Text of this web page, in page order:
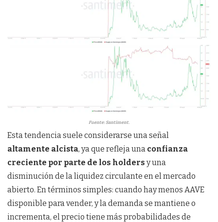
Fuente: Santiment.
Esta tendencia suele considerarse una señal
altamente alcista, ya que refleja una confianza
creciente por parte de los holders y una
disminución de la liquidez circulante en el mercado
abierto. En términos simples: cuando hay menos AAVE
disponible para vender, y la demanda se mantiene o
incrementa, el precio tiene más probabilidades de